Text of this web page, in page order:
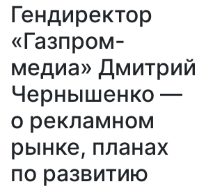
Гендиректор
«Газпром-
медиа» Дмитрий
Чернышенко —
о рекламном
рынке, планах
по развитию